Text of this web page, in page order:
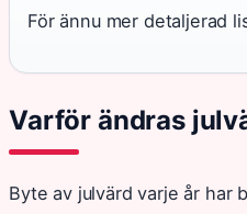
För ännu mer detaljerad
Varför ändras
Byte av julvärd varje år har